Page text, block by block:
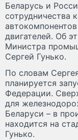
Беларусь и
сотрудничества
двигателей. Об
Министра
Сергей Гунько.
По словам
планируется
Федерации.
для
Беларуси – в
находится на
Гунько.